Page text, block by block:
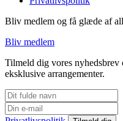
Bliv medlem og få glæde af
Bliv medlem
Tilmeld dig vores
eksklusive arrangementer.